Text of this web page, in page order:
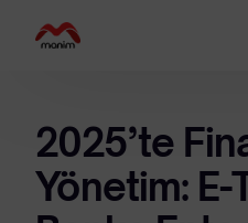
2025’te
Yönetim: E-